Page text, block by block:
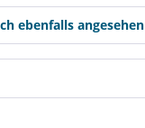
ebenfalls angesehen